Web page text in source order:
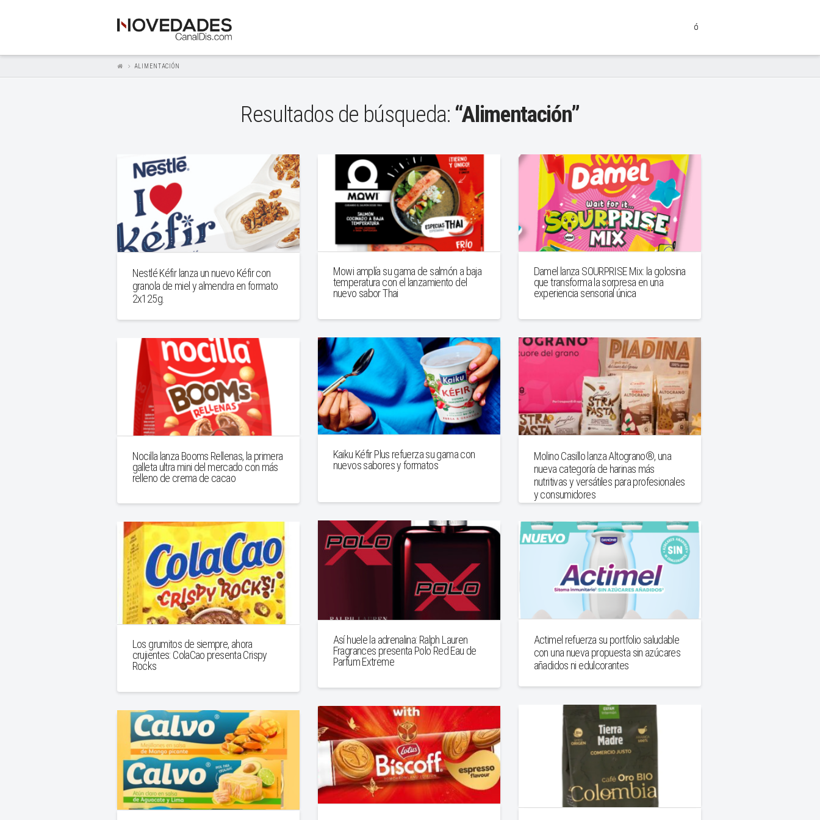
ALIMENTACIÓN
Resultados de búsqueda: “Alimentación”
Nestlé Kéfir lanza un nuevo Kéfir con
granola de miel y almendra en formato
2x125g.
Mowi amplía su gama de salmón a baja
temperatura con el lanzamiento del
nuevo sabor Thai
Damel lanza SOURPRISE Mix: la golosina
que transforma la sorpresa en una
experiencia sensorial única
Kaiku Kéfir Plus refuerza su gama con
nuevos sabores y formatos
Molino Casillo lanza Altograno®, una
nueva categoría de harinas más
nutritivas y versátiles para profesionales
y consumidores
Nocilla lanza Booms Rellenas, la primera
galleta ultra mini del mercado con más
relleno de crema de cacao
Así huele la adrenalina: Ralph Lauren
Fragrances presenta Polo Red Eau de
Parfum Extreme
Actimel refuerza su portfolio saludable
con una nueva propuesta sin azúcares
añadidos ni edulcorantes
Los grumitos de siempre, ahora
crujientes: ColaCao presenta Crispy
Rocks